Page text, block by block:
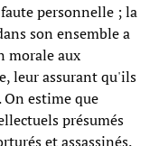
personnelle ; la
son ensemble a
morale aux
leur assurant qu'ils
estime que
présumés
et assassinés.